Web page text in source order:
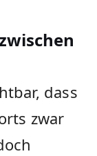
dass
zwar